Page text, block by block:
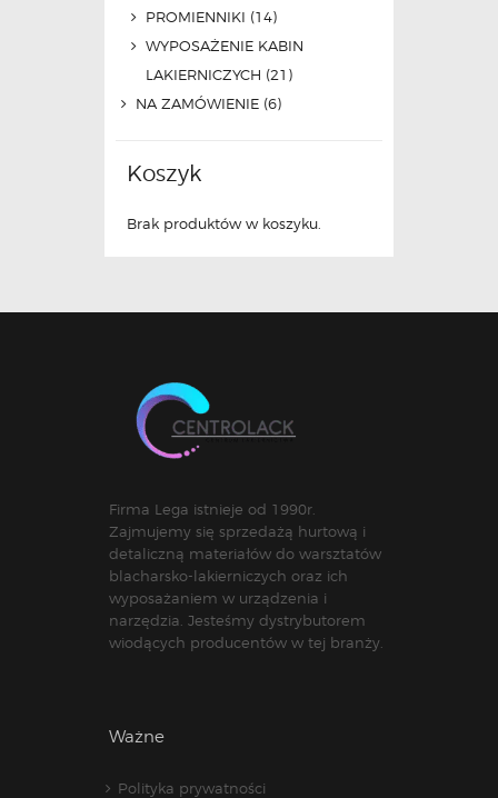
PROMIENNIKI (14)
WYPOSAŻENIE KABIN
LAKIERNICZYCH (21)
NA ZAMÓWIENIE (6)
Koszyk
Brak produktów w koszyku.
Firma Lega istnieje od 1990r.
Zajmujemy się sprzedażą hurtową i
detaliczną materiałów do warsztatów
blacharsko-lakierniczych oraz ich
wyposażaniem w urządzenia i
narzędzia. Jesteśmy dystrybutorem
wiodących producentów w tej branży.
Ważne
Polityka prywatności